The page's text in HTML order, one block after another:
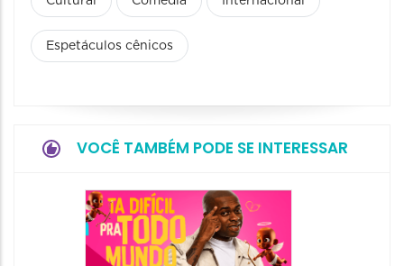
Espetáculos cênicos
VOCÊ TAMBÉM PODE SE INTERESSAR